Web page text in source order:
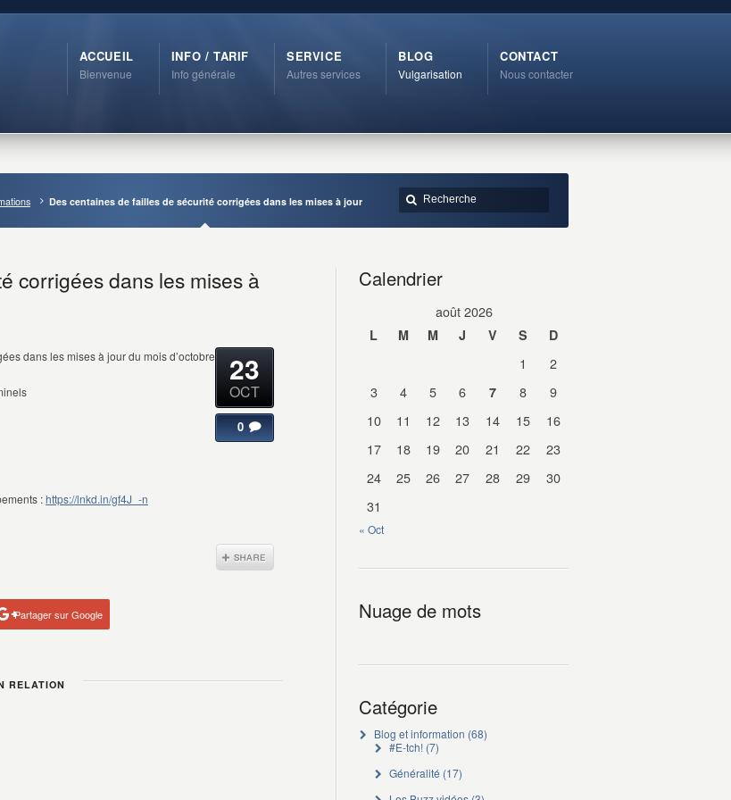
ACCUEIL
Bienvenue
INFO / TARIF
Info générale
SERVICE
Autres services
BLOG
Vulgarisation
CONTACT
Nous contacter
Des centaines de failles de sécurité corrigées dans les mises à jour
corrigées dans les mises à
dans les mises à jour du mois d’octobre
:https://lnkd.in/gf4J_-n
23
OCT
0
Partager sur Google
RELATION
Calendrier
août 2026
L M M J V S D
1
2
3
4 5 6 7 8
9
10
11 12 13 14 15
16
17
18 19 20 21 22
23
24
25 26 27 28 29
30
31
« Oct
Nuage de mots
Catégorie
Blog et information (68)
#E-tch!(7)
Généralité (17)